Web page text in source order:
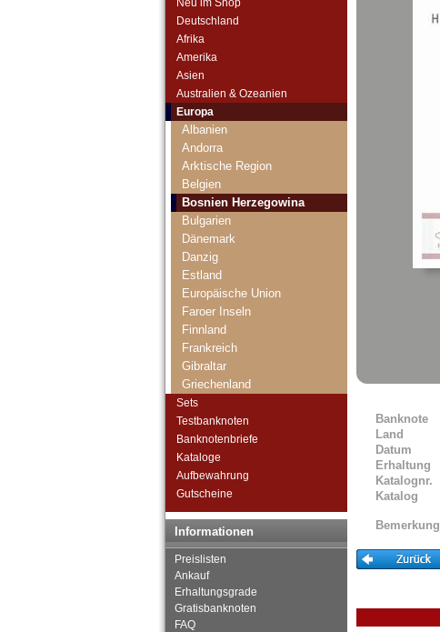
Deutschland
Afrika
Amerika
Asien
Australien & Ozeanien
Europa
Albanien
Andorra
Arktische Region
Belgien
Bosnien Herzegowina
Bulgarien
Dänemark
Danzig
Estland
Europäische Union
Faroer Inseln
Finnland
Frankreich
Gibraltar
Griechenland
Grönland
Grossbritannien
Guernsey
Irland
Island
Isle of Man
Italien
Jersey
Jugoslawien
Kroatien
Liechtenstein
Litauen
Sets
Testbanknoten
Banknotenbriefe
Kataloge
Aufbewahrung
Gutscheine
Informationen
Preislisten
Ankauf
Erhaltungsgrade
Gratisbanknoten
FAQ
Banknote
Land
Datum
Erhaltung
Katalognr.
Katalog
Bemerkung